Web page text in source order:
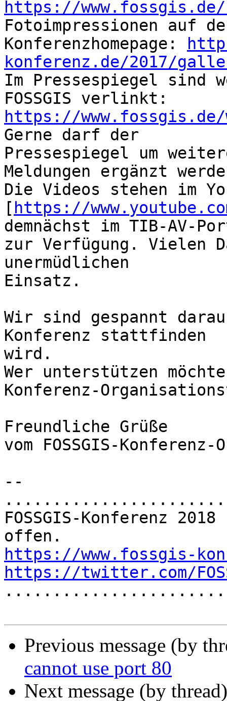
https://www.fossgis.de/
Fotoimpressionen auf
Konferenzhomepage:
konferenz.de/2017/
Im Pressespiegel sind
https://
Gerne darf der
Pressespiegel um
Meldungen ergänzt
Die Videos stehen im
[ https://
demnächst im TIB-AV-
zur Verfügung. Vielen
unermüdlichen
Einsatz.
Wir sind gespannt
Konferenz stattfinden
wird.
Wer unterstützen
Konferenz-
Freundliche Grüße
vom FOSSGIS-
--
FOSSGIS-Konferenz
https://www.fossgis-
https://twitter.com/
Previous message (by
cannot use port 80
Next message (by